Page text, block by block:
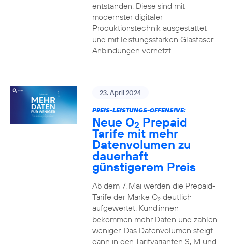
entstanden. Diese sind mit
modernster digitaler
Produktionstechnik ausgestattet
und mit leistungsstarken Glasfaser-
Anbindungen vernetzt.
23. April 2024
PREIS-LEISTUNGS-OFFENSIVE:
Neue O2 Prepaid
Tarife mit mehr
Datenvolumen zu
dauerhaft
günstigerem Preis
Ab dem 7. Mai werden die Prepaid-
Tarife der Marke O2deutlich
aufgewertet. Kund:innen
bekommen mehr Daten und zahlen
weniger. Das Datenvolumen steigt
dann in den Tarifvarianten S, M und